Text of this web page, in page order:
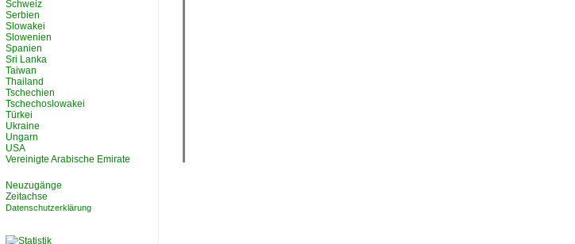
Schweiz
Serbien
Slowakei
Slowenien
Spanien
Sri Lanka
Taiwan
Thailand
Tschechien
Tschechoslowakei
Türkei
Ukraine
Ungarn
USA
Vereinigte Arabische Emirate
Neuzugänge
Zeitachse
Datenschutzerklärung